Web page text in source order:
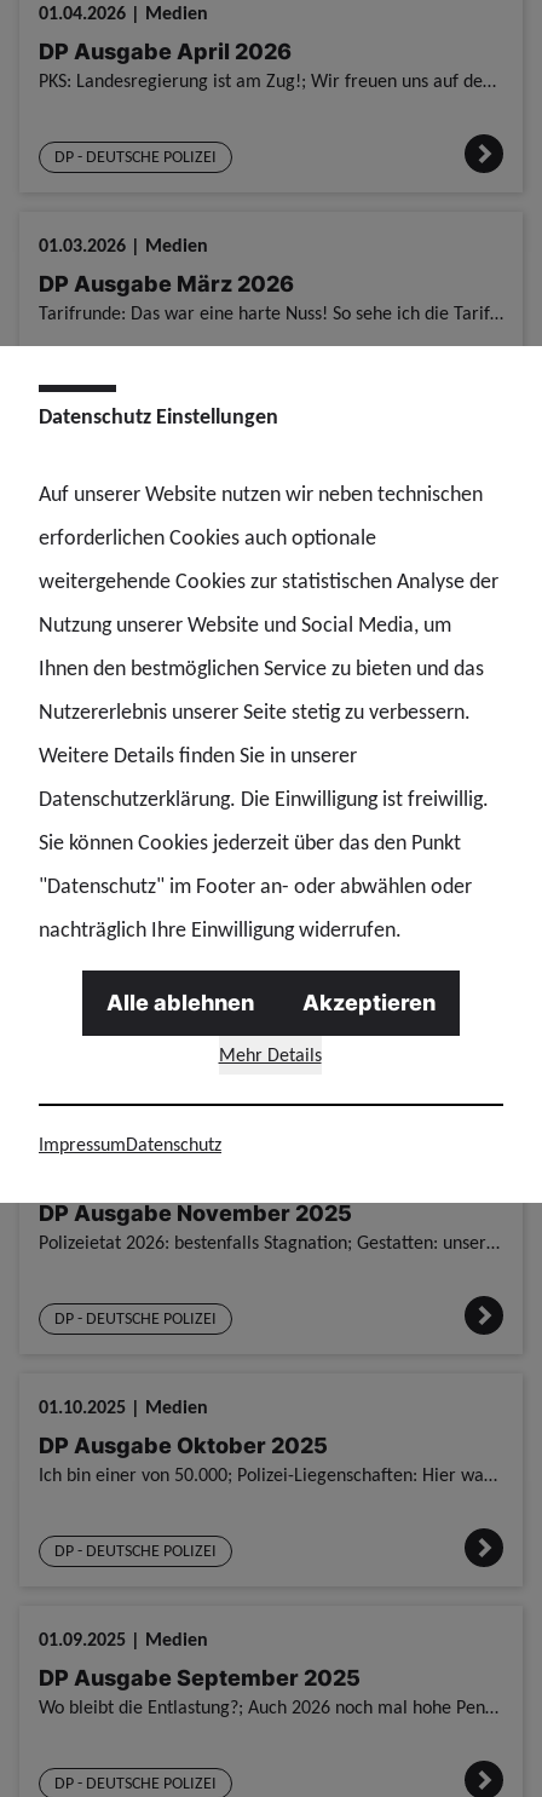
01.04.2026 | Medien
DP Ausgabe April 2026
PKS: Landesregierung ist am Zug!; Wir freuen uns auf den #LDT2026; Minister Reul muss Direktion V stärken; DGB-Chef lobt GdP-Einsatz in der Tarifrunde; Sparen beim Tarifbudget: 93 % als neues „Normal“
DP - DEUTSCHE POLIZEI
01.03.2026 | Medien
DP Ausgabe März 2026
Tarifrunde: Das war eine harte Nuss! So sehe ich die Tarifeinigung; GdP regt Ausweitung der Spitzensportförderung an; Aufgabenkritik: GdP ist klar und konstruktiv; „Riesen-Respekt“ für die Kollegen de
DP - DEUTSCHE POLIZEI
DP - DEUTSCHE POLIZEI
01.01.2026 | Medien
DP Ausgabe Januar 2026
DP - DEUTSCHE POLIZEI
01.12.2025 | Medien
DP Ausgabe November 2025
Polizeietat 2026: bestenfalls Stagnation; Gestatten: unsere Teamer!; Haushalt: Hier laufen Dinge in die komplett falsche Richtung!; Castor-Transporte: GdP setzt sich für starken Arbeitsschutz ein; Neu
DP - DEUTSCHE POLIZEI
01.10.2025 | Medien
DP Ausgabe Oktober 2025
Ich bin einer von 50.000; Polizei-Liegenschaften: Hier wartet noch viel Arbeit; Bei uns seid ihr richtig!; Schluss mit dem Beamten-Bashing!; GdP NRW bildet jetzt aus; Neues Studienjahr – die GdP ist d
DP - DEUTSCHE POLIZEI
01.09.2025 | Medien
DP Ausgabe September 2025
Wo bleibt die Entlastung?; Auch 2026 noch mal hohe Pensionierungszahlen; Warum eine gute Personalausstattung so wichtig ist; Ein Jahr nach dem Anschlag von Solingen; GdP rüstet sich für Tarifrunde; Wi
DP - DEUTSCHE POLIZEI
Datenschutz Einstellungen
Auf unserer Website nutzen wir neben technischen
erforderlichen Cookies auch optionale
weitergehende Cookies zur statistischen Analyse der
Nutzung unserer Website und Social Media, um
Ihnen den bestmöglichen Service zu bieten und das
Nutzererlebnis unserer Seite stetig zu verbessern.
Weitere Details finden Sie in unserer
Datenschutzerklärung. Die Einwilligung ist freiwillig.
Sie können Cookies jederzeit über das den Punkt
"Datenschutz" im Footer an- oder abwählen oder
nachträglich Ihre Einwilligung widerrufen.
Mehr Details
Alle ablehnen Akzeptieren
ImpressumDatenschutz